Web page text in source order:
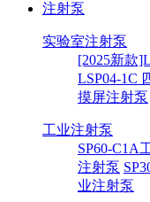
注射泵
实验室注射泵
[2025新款
LSP04-1C
摸屏注射泵
工业注射泵
SP60-C1A
注射泵
业注射泵